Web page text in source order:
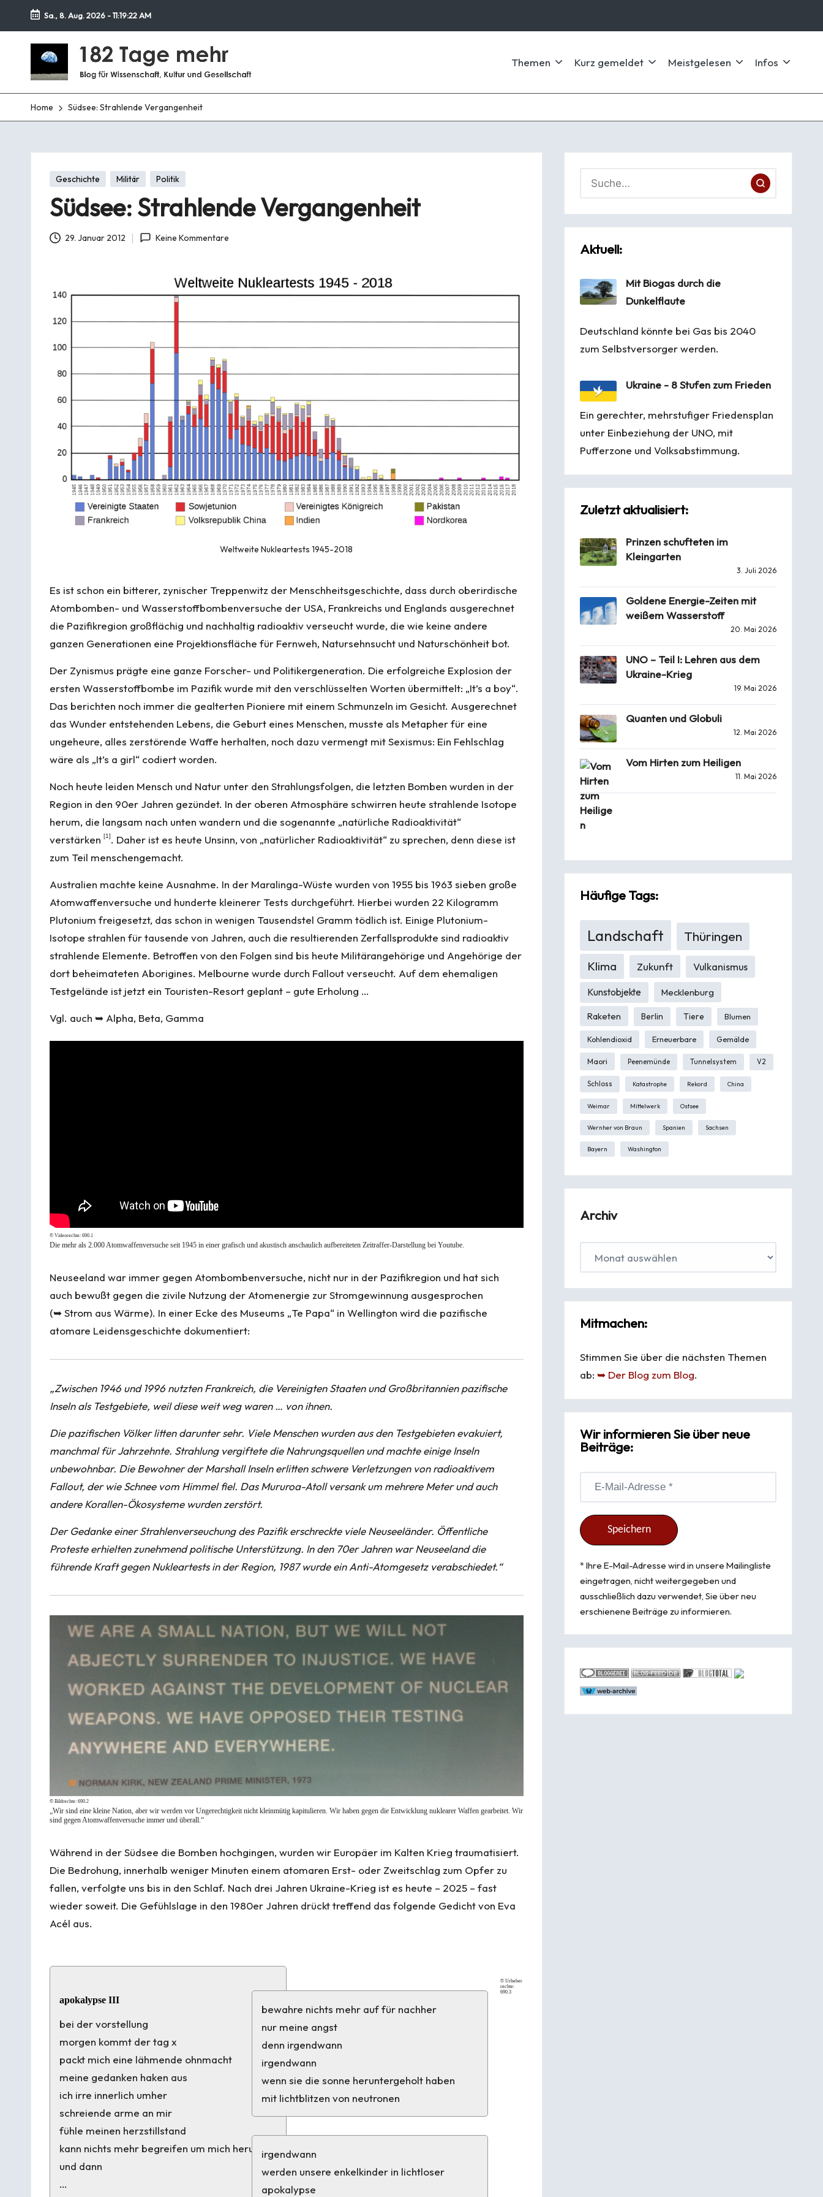
Zurück
Sa., 8. Aug. 2026 -11:19:23 AM
1
8
2
a
g
e
m
Blog
Kultur
Themen Kurz gemeldet Meistgelesen Infos
Home Südsee: Strahlende Vergangenheit
Posted
Geschichte Militär Politik
Südsee: Strahlende Vergangenheit
29. Januar 2012 Keine Kommentare
Weltweite Nukleartests 1945-2018
Es ist schon ein bitterer, zynischer Treppenwitz der Menschheitsgeschichte, dass durch oberirdische
Atombomben- und Wasserstoffbombenversuche der USA, Frankreichs und Englands ausgerechnet
die Pazifikregion großflächig und nachhaltig radioaktiv verseucht wurde, die wie keine andere
ganzen Generationen eine Projektionsfläche für Fernweh, Natursehnsucht und Naturschönheit bot.
Der Zynismus prägte eine ganze Forscher- und Politikergeneration. Die erfolgreiche Explosion der
ersten Wasserstoffbombe im Pazifik wurde mit den verschlüsselten Worten übermittelt: „It’s a boy“.
Das berichten noch immer die gealterten Pioniere mit einem Schmunzeln im Gesicht. Ausgerechnet
das Wunder entstehenden Lebens, die Geburt eines Menschen, musste als Metapher für eine
ungeheure, alles zerstörende Waffe herhalten, noch dazu vermengt mit Sexismus: Ein Fehlschlag
wäre als „It’s a girl“ codiert worden.
Noch heute leiden Mensch und Natur unter den Strahlungsfolgen, die letzten Bomben wurden in der
Region in den 90er Jahren gezündet. In der oberen Atmosphäre schwirren heute strahlende Isotope
herum, die langsam nach unten wandern und die sogenannte „natürliche Radioaktivität“
verstärken [1]. Daher ist es heute Unsinn, von „natürlicher Radioaktivität“ zu sprechen, denn diese ist
zum Teil menschengemacht.
Australien machte keine Ausnahme. In der Maralinga-Wüste wurden von 1955 bis 1963 sieben große
Atomwaffenversuche und hunderte kleinerer Tests durchgeführt. Hierbei wurden 22 Kilogramm
Plutonium freigesetzt, das schon in wenigen Tausendstel Gramm tödlich ist. Einige Plutonium-
Isotope strahlen für tausende von Jahren, auch die resultierenden Zerfallsprodukte sind radioaktiv
strahlende Elemente. Betroffen von den Folgen sind bis heute Militärangehörige und Angehörige der
dort beheimateten Aborigines. Melbourne wurde durch Fallout verseucht. Auf dem ehemaligen
Testgelände ist jetzt ein Touristen-Resort geplant – gute Erholung …
Vgl. auch ➥ Alpha, Beta, Gamma
© Videorechte: 690.1
Die mehr als 2.000 Atomwaffenversuche seit 1945 in einer grafisch und akustisch anschaulich aufbereiteten Zeitraffer-Darstellung bei Youtube.
Neuseeland war immer gegen Atombombenversuche, nicht nur in der Pazifikregion und hat sich
auch bewußt gegen die zivile Nutzung der Atomenergie zur Stromgewinnung ausgesprochen
(➥Strom aus Wärme). In einer Ecke des Museums „Te Papa“ in Wellington wird die pazifische
atomare Leidensgeschichte dokumentiert:
„Zwischen 1946 und 1996 nutzten Frankreich, die Vereinigten Staaten und Großbritannien pazifische
Inseln als Testgebiete, weil diese weit weg waren … von ihnen.
Die pazifischen Völker litten darunter sehr. Viele Menschen wurden aus den Testgebieten evakuiert,
manchmal für Jahrzehnte. Strahlung vergiftete die Nahrungsquellen und machte einige Inseln
unbewohnbar. Die Bewohner der Marshall Inseln erlitten schwere Verletzungen von radioaktivem
Fallout, der wie Schnee vom Himmel fiel. Das Mururoa-Atoll versank um mehrere Meter und auch
andere Korallen-Ökosysteme wurden zerstört.
Der Gedanke einer Strahlenverseuchung des Pazifik erschreckte viele Neuseeländer. Öffentliche
Proteste erhielten zunehmend politische Unterstützung. In den 70er Jahren war Neuseeland die
führende Kraft gegen Nukleartests in der Region, 1987 wurde ein Anti-Atomgesetz verabschiedet.“
© Bildrechte: 690.2
„Wir sind eine kleine Nation, aber wir werden vor Ungerechtigkeit nicht kleinmütig kapitulieren. Wir haben gegen die Entwicklung nuklearer Waffen gearbeitet. Wir
sind gegen Atomwaffenversuche immer und überall.“
Während in der Südsee die Bomben hochgingen, wurden wir Europäer im Kalten Krieg traumatisiert.
Die Bedrohung, innerhalb weniger Minuten einem atomaren Erst- oder Zweitschlag zum Opfer zu
fallen, verfolgte uns bis in den Schlaf. Nach drei Jahren Ukraine-Krieg ist es heute – 2025 – fast
wieder soweit. Die Gefühlslage in den 1980er Jahren drückt treffend das folgende Gedicht von Eva
Acél aus.
apokalypse III
bei der vorstellung
morgen kommt der tag x
packt mich eine lähmende ohnmacht
meine gedanken haken aus
ich irre innerlich umher
schreiende arme an mir
fühle meinen herzstillstand
kann nichts mehr begreifen um mich herum
und dann
…
bewahre nichts mehr auf für nachher
nur meine angst
denn irgendwann
irgendwann
wenn sie die sonne heruntergeholt haben
mit lichtblitzen von neutronen
irgendwann
werden unsere enkelkinder in lichtloser
apokalypse
© Urheber
rechte:
690.3
Aktuell:
Mit Biogas durch die
Dunkelflaute
Deutschland könnte bei Gas bis 2040
zum Selbstversorger werden.
Ukraine - 8 Stufen zum Frieden
Ein gerechter, mehrstufiger Friedensplan
unter Einbeziehung der UNO, mit
Pufferzone und Volksabstimmung.
Zuletzt aktualisiert:
Prinzen schufteten im
Kleingarten
3. Juli 2026
Goldene Energie-Zeiten mit
weißem Wasserstoff
20. Mai 2026
UNO – Teil I: Lehren aus dem
Ukraine-Krieg
19. Mai 2026
Quanten und Globuli
12. Mai 2026
Vom Hirten zum Heiligen
11. Mai 2026
Häufige Tags:
Landschaft Thüringen
Klima Zukunft Vulkanismus
Kunstobjekte Mecklenburg
Raketen Berlin Tiere Blumen
Kohlendioxid Erneuerbare Gemälde
Maori Peenemünde Tunnelsystem V2
Schloss Katastrophe Rekord China
Weimar Mittelwerk Ostsee
Wernher von Braun Spanien Sachsen
Bayern Washington
Archiv
Mitmachen:
Stimmen Sie über die nächsten Themen
ab: ➥ Der Blog zum Blog.
Wir informieren Sie über neue
Beiträge:
* Ihre E-Mail-Adresse wird in unsere Mailingliste
eingetragen, nicht weitergegeben und
ausschließlich dazu verwendet, Sie über neu
erschienene Beiträge zu informieren.